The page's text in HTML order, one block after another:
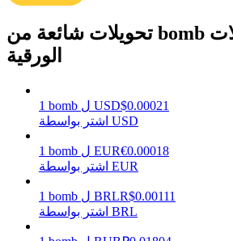
يكسب
تحويلات شائعة من bomb إلى العملات
الورقية
1 bomb ل USD$0.00021
اشتر بواسطة USD
1 bomb ل EUR€0.00018
اشتر بواسطة EUR
1 bomb ل BRLR$0.00111
اشتر بواسطة BRL